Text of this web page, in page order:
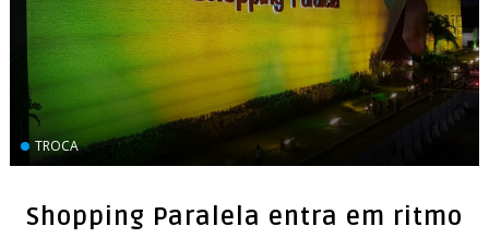
TROCA
Shopping Paralela entra em ritmo